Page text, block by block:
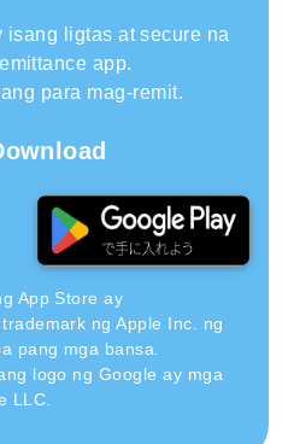
ligtas at secure na
app.
para mag-remit.
App Store ay
ng Apple Inc. ng
pang mga bansa.
logo ng Google ay mga
LLC.